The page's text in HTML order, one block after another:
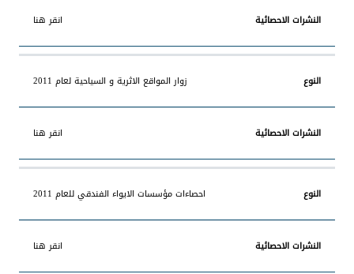
انقر هنا
زوار المواقع الاثرية و السياحية لعام 2011
انقر هنا
احصاءات مؤسسات الايواء الفندقي للعام 2011
انقر هنا